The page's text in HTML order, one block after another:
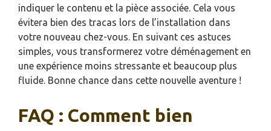
indiquer le contenu et la pièce associée. Cela vous
évitera bien des tracas lors de l’installation dans
votre nouveau chez-vous. En suivant ces astuces
simples, vous transformerez votre déménagement en
une expérience moins stressante et beaucoup plus
fluide. Bonne chance dans cette nouvelle aventure !
FAQ : Comment bien